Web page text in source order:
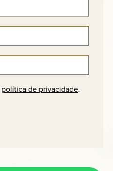
política de privacidade.